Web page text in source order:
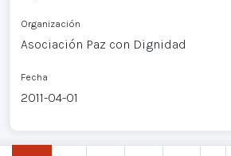
Organización
Asociación Paz con Dignidad
Fecha
2011-04-01